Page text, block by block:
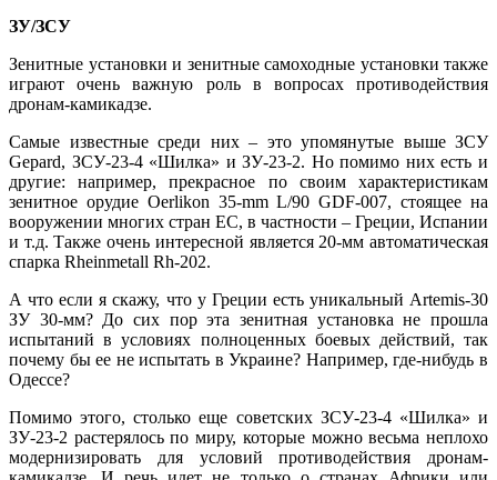
ЗУ/ЗСУ
Зенитные установки и зенитные самоходные установки также
играют очень важную роль в вопросах противодействия
дронам-камикадзе.
Самые известные среди них – это упомянутые выше ЗСУ
Gepard, ЗСУ-23-4 «Шилка» и ЗУ-23-2. Но помимо них есть и
другие: например, прекрасное по своим характеристикам
зенитное орудие Oerlikon 35-mm L/90 GDF-007, стоящее на
вооружении многих стран ЕС, в частности – Греции, Испании
и т.д. Также очень интересной является 20-мм автоматическая
спарка Rheinmetall Rh-202.
А что если я скажу, что у Греции есть уникальный Artemis-30
ЗУ 30-мм? До сих пор эта зенитная установка не прошла
испытаний в условиях полноценных боевых действий, так
почему бы ее не испытать в Украине? Например, где-нибудь в
Одессе?
Помимо этого, столько еще советских ЗСУ-23-4 «Шилка» и
ЗУ-23-2 растерялось по миру, которые можно весьма неплохо
модернизировать для условий противодействия дронам-